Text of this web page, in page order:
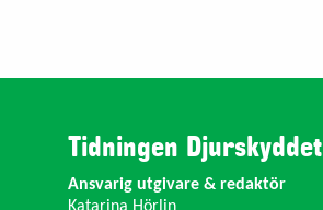
Tidningen Djurskyddet
Ansvarig utgivare & redaktör